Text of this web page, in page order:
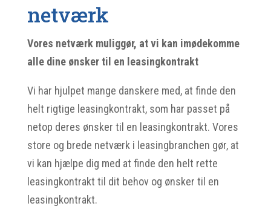
netværk
Vores netværk muliggør, at vi kan imødekomme
alle dine ønsker til en leasingkontrakt
Vi har hjulpet mange danskere med, at finde den
helt rigtige leasingkontrakt, som har passet på
netop deres ønsker til en leasingkontrakt. Vores
store og brede netværk i leasingbranchen gør, at
vi kan hjælpe dig med at finde den helt rette
leasingkontrakt til dit behov og ønsker til en
leasingkontrakt.